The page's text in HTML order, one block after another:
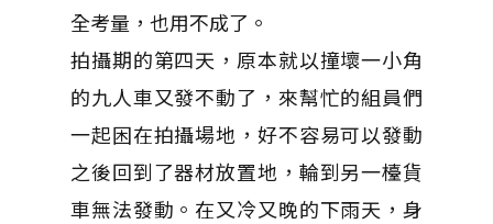
全考量，也用不成了。
拍攝期的第四天，原本就以撞壞一小角
的九人車又發不動了，來幫忙的組員們
一起困在拍攝場地，好不容易可以發動
之後回到了器材放置地，輪到另一檯貨
車無法發動。在又冷又晚的下雨天，身